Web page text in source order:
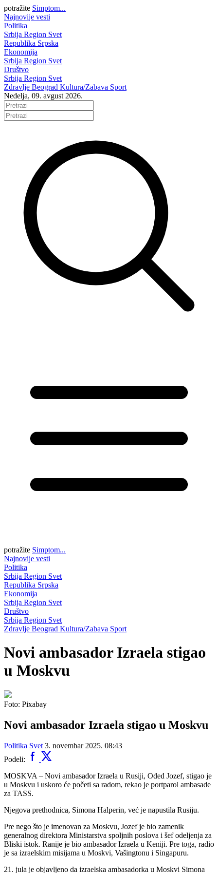
potražite Simptom...
Najnovije vesti
Politika
Srbija Region Svet
Republika Srpska
Ekonomija
Srbija Region Svet
Društvo
Srbija Region Svet
Zdravlje Beograd Kultura/Zabava Sport
Nedelja, 09. avgust 2026.
potražite Simptom...
Najnovije vesti
Politika
Srbija Region Svet
Republika Srpska
Ekonomija
Srbija Region Svet
Društvo
Srbija Region Svet
Zdravlje Beograd Kultura/Zabava Sport
Novi ambasador Izraela stigao
u Moskvu
Foto: Pixabay
Novi ambasador Izraela stigao u Moskvu
Politika Svet 3. novembar 2025. 08:43
Podeli:
MOSKVA – Novi ambasador Izraela u Rusiji, Oded Jozef, stigao je
u Moskvu i uskoro će početi sa radom, rekao je portparol ambasade
za TASS.
Njegova prethodnica, Simona Halperin, već je napustila Rusiju.
Pre nego što je imenovan za Moskvu, Jozef je bio zamenik
generalnog direktora Ministarstva spoljnih poslova i šef odeljenja za
Bliski istok. Ranije je bio ambasador Izraela u Keniji. Pre toga, radio
je sa izraelskim misijama u Moskvi, Vašingtonu i Singapuru.
21. jula je objavljeno da izraelska ambasadorka u Moskvi Simona